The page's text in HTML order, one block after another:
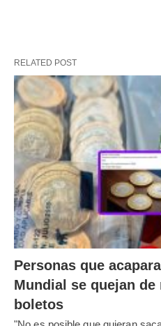
RELATED POST
Personas que
Mundial se quejan de
boletos